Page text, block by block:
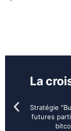
La
Stratégie
futures